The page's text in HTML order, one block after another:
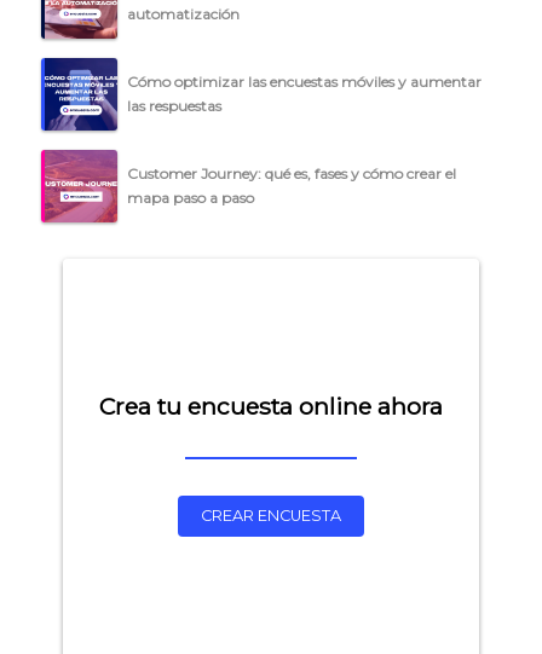
automatización
Cómo optimizar las encuestas móviles y aumentar
las respuestas
Customer Journey: qué es, fases y cómo crear el
mapa paso a paso
Crea tu encuesta online ahora
CREAR ENCUESTA